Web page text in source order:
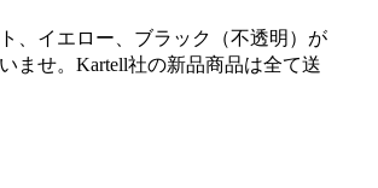
、イエロー、ブラック（不透明）が
ませ。Kartell社の新品商品は全て送